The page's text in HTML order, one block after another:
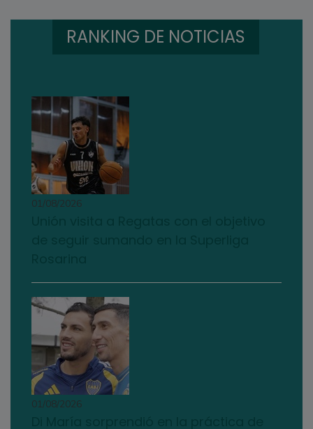
RANKING DE NOTICIAS
01/08/2026
01/08/2026